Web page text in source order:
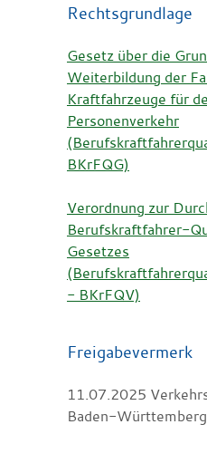
Rechtsgrundlage
Gesetz über die
Weiterbildung der
Kraftfahrzeuge für
Personenverkehr
BKrFQG)
Verordnung zur
Berufskraftfahrer-
Gesetzes
- BKrFQV)
Freigabevermerk
11.07.2025
Baden-Württemberg